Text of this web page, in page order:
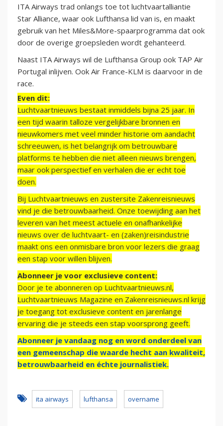
ITA Airways trad onlangs toe tot luchtvaartalliantie
Star Alliance, waar ook Lufthansa lid van is, en maakt
gebruik van het Miles&More-spaarprogramma dat ook
door de overige groepsleden wordt gehanteerd.
Naast ITA Airways wil de Lufthansa Group ook TAP Air
Portugal inlijven. Ook Air France-KLM is daarvoor in de
race.
Even dit:
Luchtvaartnieuws bestaat inmiddels bijna 25 jaar. In
een tijd waarin talloze vergelijkbare bronnen en
nieuwkomers met veel minder historie om aandacht
schreeuwen, is het belangrijk om betrouwbare
platforms te hebben die niet alleen nieuws brengen,
maar ook perspectief en verhalen die er echt toe
doen.
Bij Luchtvaartnieuws en zustersite Zakenreisnieuws
vind je die betrouwbaarheid. Onze toewijding aan het
leveren van het meest actuele en onafhankelijke
nieuws over de luchtvaart- en (zaken)reisindustrie
maakt ons een onmisbare bron voor lezers die graag
een stap voor willen blijven.
Abonneer je voor exclusieve content:
Door je te abonneren op Luchtvaartnieuws.nl,
Luchtvaartnieuws Magazine en Zakenreisnieuws.nl krijg
je toegang tot exclusieve content en jarenlange
ervaring die je steeds een stap voorsprong geeft.
Abonneer je vandaag nog en word onderdeel van
een gemeenschap die waarde hecht aan kwaliteit,
betrouwbaarheid en échte journalistiek.
ita airways lufthansa overname